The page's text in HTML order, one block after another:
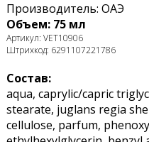
Производитель: ОАЭ
Объем: 75 мл
Артикул: VET10906
Штрихкод: 6291107221786
Состав:
aqua, caprylic/capric
stearate, juglans regia
cellulose, parfum,